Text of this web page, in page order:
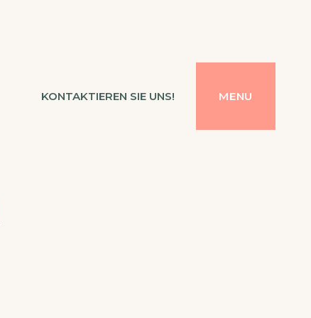
KONTAKTIEREN SIE UNS! MENU